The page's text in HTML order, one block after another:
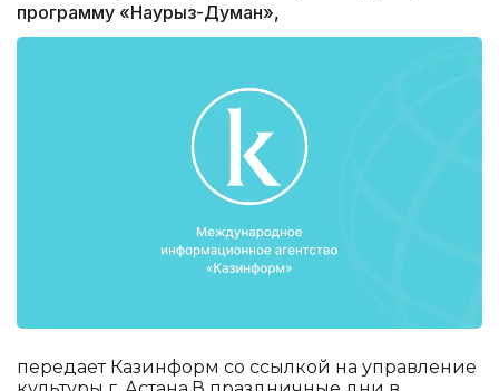
программу «Наурыз-Думан»,
передает Казинформ со ссылкой на управление